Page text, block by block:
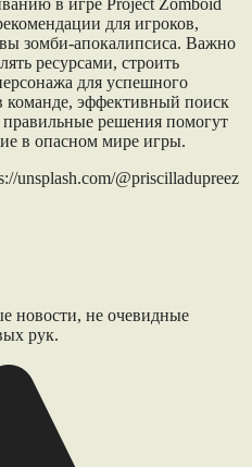
для игроков,
зомби-апокалипсиса. Важно
ресурсами, строить
для успешного
команде, эффективный поиск
решения помогут
в опасном мире игры.
unsplash.com/@priscilladupreez
новости, не очевидные
рук.